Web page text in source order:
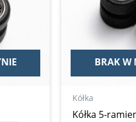
BRAK W
Kółka
Kółka 5-
Opcje
na